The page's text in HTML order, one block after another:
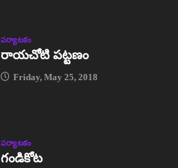
పర్యాటకం
రాయచోటి పట్టణం
Friday, May 25, 2018
పర్యాటకం
గండికోట